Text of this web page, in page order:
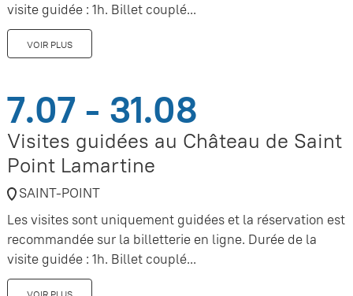
visite guidée : 1h. Billet couplé...
VOIR PLUS
7.07 - 31.08
Visites guidées au Château de Saint
Point Lamartine
SAINT-POINT
Les visites sont uniquement guidées et la réservation est
recommandée sur la billetterie en ligne. Durée de la
visite guidée : 1h. Billet couplé...